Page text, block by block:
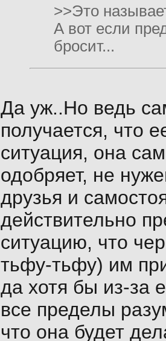
>>Это
А вот если
бросит...
Да уж..Но ведь
получается, что
ситуация, она
одобряет, не
друзья и
действительно
ситуацию, что
тьфу-тьфу) им
да хотя бы из-за
все пределы
что она будет